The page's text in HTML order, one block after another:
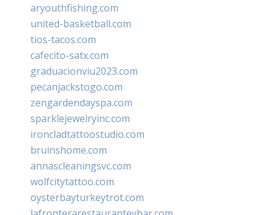
aryouthfishing.com
united-basketball.com
tios-tacos.com
cafecito-satx.com
graduacionviu2023.com
pecanjackstogo.com
zengardendayspa.com
sparklejewelryinc.com
ironcladtattoostudio.com
bruinshome.com
annascleaningsvc.com
wolfcitytattoo.com
oysterbayturkeytrot.com